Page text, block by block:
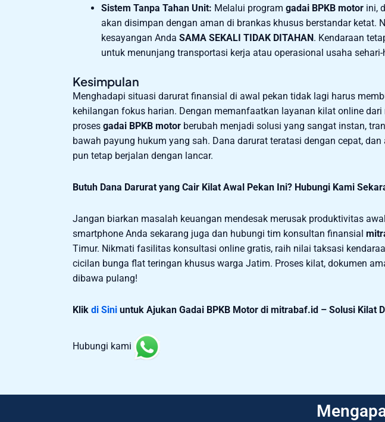
Sistem Tanpa Tahan Unit: Melalui program gadai BPKB motor ini,
akan disimpan dengan aman di brankas khusus berstandar ketat.
kesayangan Anda SAMA SEKALI TIDAK DITAHAN . Kendaraan
untuk menunjang transportasi kerja atau operasional usaha sehari-
Kesimpulan
Menghadapi situasi darurat finansial di awal pekan tidak lagi harus
kehilangan fokus harian. Dengan memanfaatkan layanan kilat online dari
proses gadai BPKB motor berubah menjadi solusi yang sangat instan,
bawah payung hukum yang sah. Dana darurat teratasi dengan cepat,
pun tetap berjalan dengan lancar.
Butuh Dana Darurat yang Cair Kilat Awal Pekan Ini? Hubungi Kami
Jangan biarkan masalah keuangan mendesak merusak produktivitas
smartphone Anda sekarang juga dan hubungi tim konsultan finansial
Timur. Nikmati fasilitas konsultasi online gratis, raih nilai taksasi
cicilan bunga flat teringan khusus warga Jatim. Proses kilat, dokumen
dibawa pulang!
Klik di Sini untuk Ajukan Gadai BPKB Motor di mitrabaf.id – Solusi Kilat
Hubungi kami